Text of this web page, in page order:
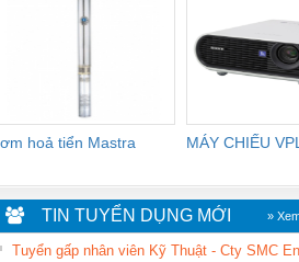
hoả tiển Mastra MÁY CHIẾU
TIN TUYỂN DỤNG MỚI »